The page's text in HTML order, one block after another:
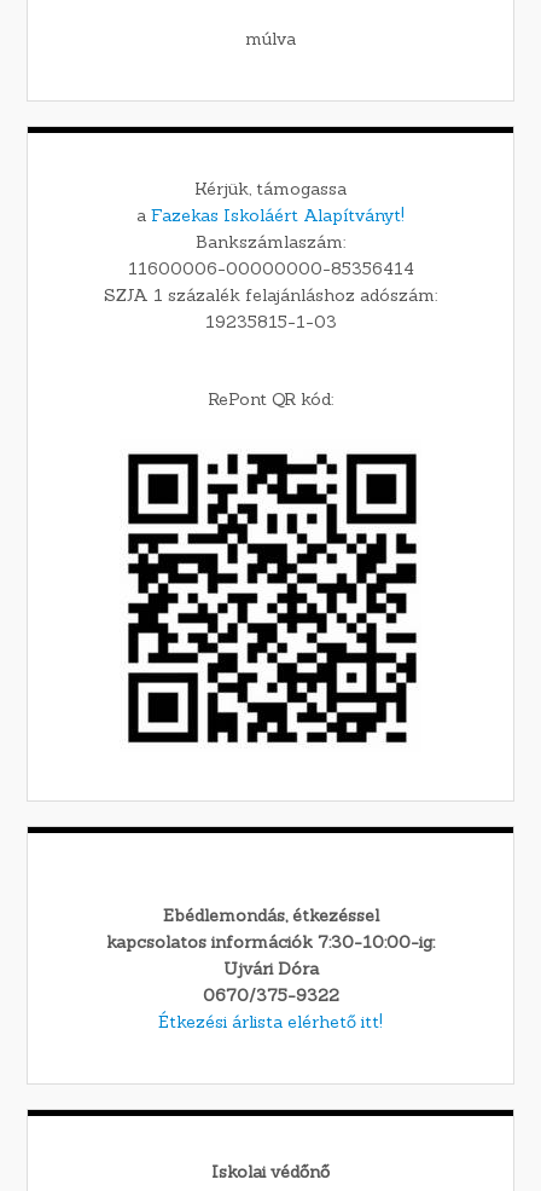
múlva
Kérjük, támogassa
a Fazekas Iskoláért Alapítványt!
Bankszámlaszám:
11600006-00000000-85356414
SZJA 1 százalék felajánláshoz adószám:
19235815-1-03
RePont QR kód:
Ebédlemondás, étkezéssel
kapcsolatos információk 7:30-10:00-ig:
Ujvári Dóra
0670/375-9322
Étkezési árlista elérhető itt!
Iskolai védőnő